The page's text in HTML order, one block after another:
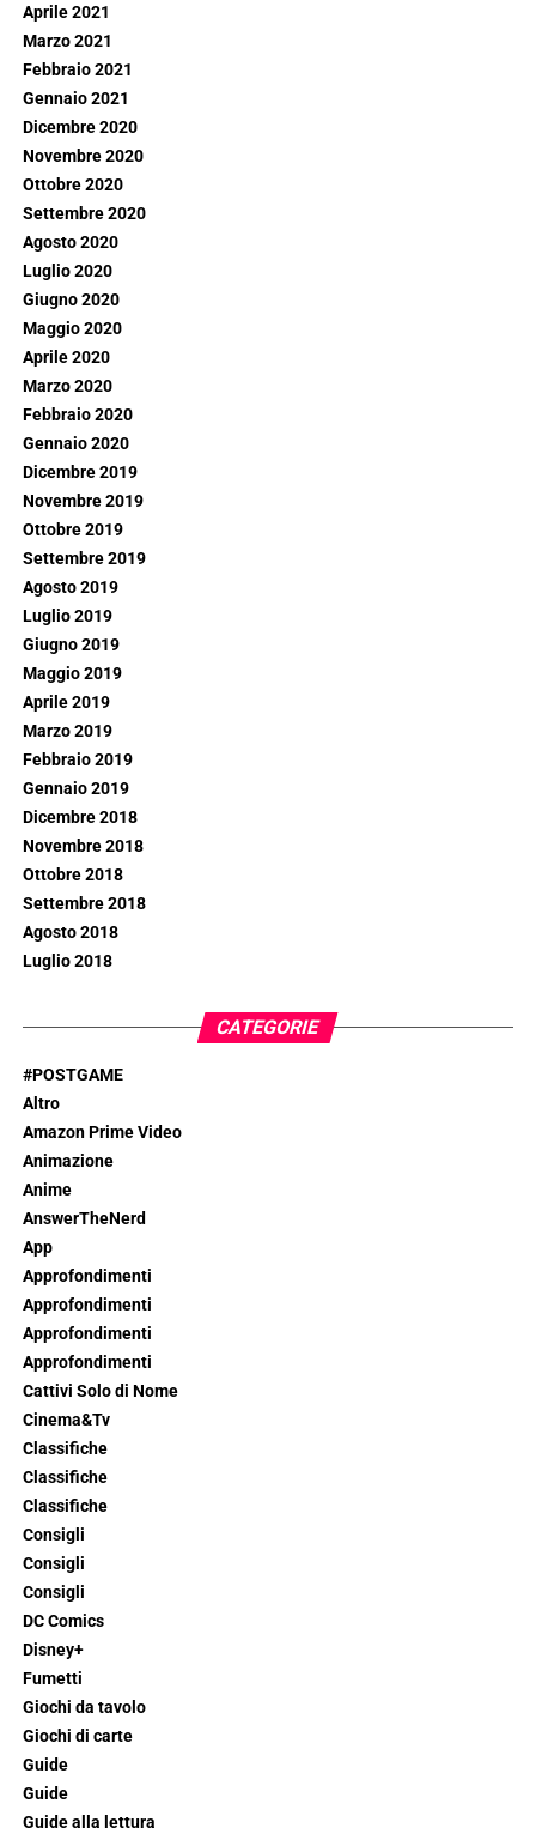
Aprile 2021
Marzo 2021
Febbraio 2021
Gennaio 2021
Dicembre 2020
Novembre 2020
Ottobre 2020
Settembre 2020
Agosto 2020
Luglio 2020
Giugno 2020
Maggio 2020
Aprile 2020
Marzo 2020
Febbraio 2020
Gennaio 2020
Dicembre 2019
Novembre 2019
Ottobre 2019
Settembre 2019
Agosto 2019
Luglio 2019
Giugno 2019
Maggio 2019
Aprile 2019
Marzo 2019
Febbraio 2019
Gennaio 2019
Dicembre 2018
Novembre 2018
Ottobre 2018
Settembre 2018
Agosto 2018
Luglio 2018
CATEGORIE
#POSTGAME
Altro
Amazon Prime Video
Animazione
Anime
AnswerTheNerd
App
Approfondimenti
Approfondimenti
Approfondimenti
Approfondimenti
Cattivi Solo di Nome
Cinema&Tv
Classifiche
Classifiche
Classifiche
Consigli
Consigli
Consigli
DC Comics
Disney+
Fumetti
Giochi da tavolo
Giochi di carte
Guide
Guide
Guide alla lettura